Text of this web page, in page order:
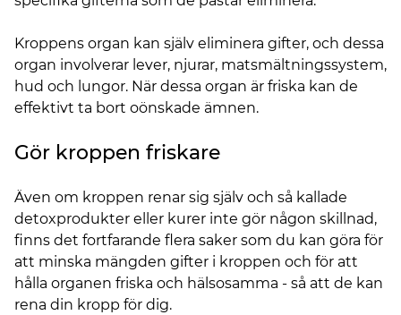
Kroppens organ kan själv eliminera gifter, och dessa
organ involverar lever, njurar, matsmältningssystem,
hud och lungor. När dessa organ är friska kan de
effektivt ta bort oönskade ämnen.
Gör kroppen friskare
Även om kroppen renar sig själv och så kallade
detoxprodukter eller kurer inte gör någon skillnad,
finns det fortfarande flera saker som du kan göra för
att minska mängden gifter i kroppen och för att
hålla organen friska och hälsosamma - så att de kan
rena din kropp för dig.